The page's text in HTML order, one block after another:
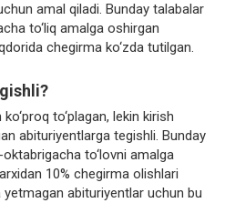
amal qiladi. Bunday talabalar
to‘liq amalga oshirgan
chegirma ko‘zda tutilgan.
to‘plagan, lekin kirish
abituriyentlarga tegishli. Bunday
to‘lovni amalga
10% chegirma olishlari
abituriyentlar uchun bu